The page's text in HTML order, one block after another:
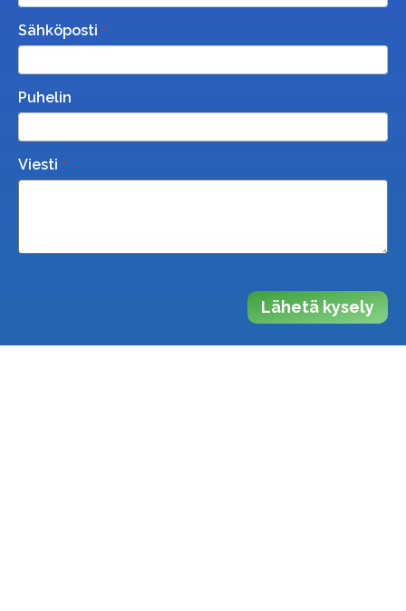
Sähköposti
Puhelin
Viesti
Lähetä kysely